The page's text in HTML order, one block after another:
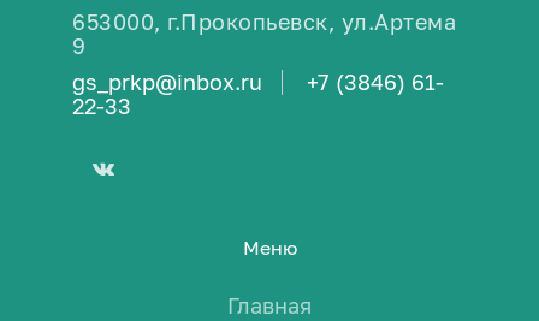
653000, г.Прокопьевск, ул.Артема
9
gs_prkp@inbox.ru
+7 (3846) 61-
22-33
Меню
Главная